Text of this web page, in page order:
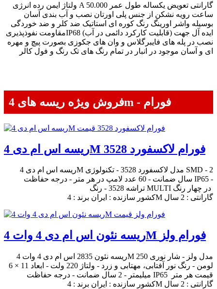
ولتاژ ایمن رده انرژی A گارانتی تعویض یکساله طول عمر 50.000
ساعت رویه نشکن از جنس پلی اورتان نصب و آب بندی آسان
بوسیله واشر اورینگ رنگ کوره ای استاتیک ضد کلر و ضد خوردگی
مقاومت نفوذپذیریIP68 (قابلیت کارکرد دائمی در آب) ایده آل جهت
نصب در پله های فایبرگلاس و وان های جکوزی بصورت پیچ و مهره
ای و آسان موجود در انبار در تمام رنگ های تک رنگ و فول کالر
فروش ویژه ریسه های 4m - فورام
ریسه اس ام دی 4M فورام لاکسفورد 3528
ریسه اس ام دی 4M مدل لاکسفورد 3528 - تکنولوژی SMD - 2
سال ضمانت - 60 عدد لامپ در هر متر - درجه حفاظت IP65 -
کشور سازنده : ایران برند : 4M گارانتی : 2 سال
ریسه نئون اس ام دی 4 وات 4M فورام ولز
ریسه نئون 2835 اس ام دی 4 وات 4M مدل ولز - شار نوری 250
لومن - رنگ نور آفتابی، مهتابی و زرد - ولتاژ 220 ولت - ابعاد 11 × 6
میلیمتر - 2 سال ضمانت - درجه حفاظت IP65 قیمت هر متر
کشور سازنده : ایران برند : 4M گارانتی : 2 سال